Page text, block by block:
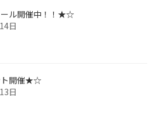
ル開催中！！★☆
日
開催★☆
日